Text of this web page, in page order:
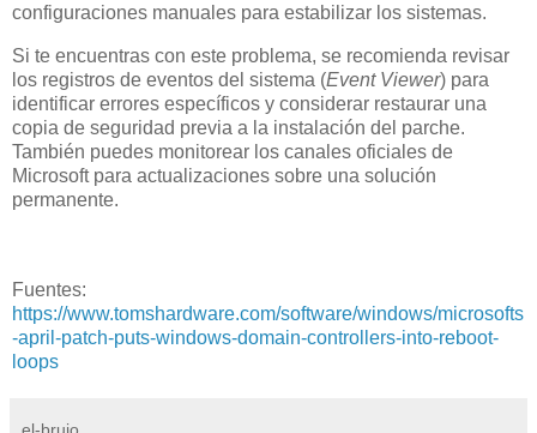
configuraciones manuales para estabilizar los sistemas.
Si te encuentras con este problema, se recomienda revisar
los registros de eventos del sistema (Event Viewer) para
identificar errores específicos y considerar restaurar una
copia de seguridad previa a la instalación del parche.
También puedes monitorear los canales oficiales de
Microsoft para actualizaciones sobre una solución
permanente.
Fuentes:
https://www.tomshardware.com/software/windows/microsofts
-april-patch-puts-windows-domain-controllers-into-reboot-
loops